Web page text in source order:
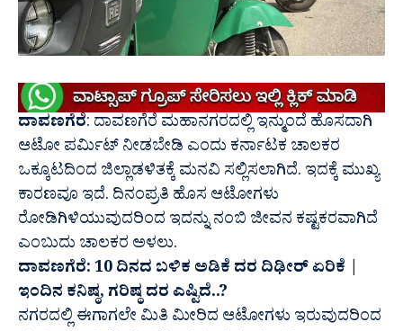
ದಾವಣಗೆರೆ: ದಾವಣಗೆರೆ ಮಹಾನಗರದಲ್ಲಿ ಇನ್ಮುಂದೆ ಹೊಸದಾಗಿ
ಆಟೋ ಪರ್ಮಿಟ್ ನೀಡಬೇಡಿ ಎಂದು ಕರ್ನಾಟಕ ಚಾಲಕರ
ಒಕ್ಕೂಟದಿಂದ ಜಿಲ್ಲಾಡಳಿತಕ್ಕೆ ಮನವಿ ಸಲ್ಲಿಸಲಾಗಿದೆ. ಇದಕ್ಕೆ ಮುಖ್ಯ
ಕಾರಣವೂ ಇದೆ. ದಿನಂಪ್ರತಿ ಹೊಸ ಆಟೋಗಳು
ರೋಡಿಗಿಳಿಯುವುದರಿಂದ ಇದನ್ನು ನಂಬಿ ಜೀವನ ಕಷ್ಟಕರವಾಗಿದೆ
ಎಂಬುದು ಚಾಲಕರ ಅಳಲು.
ದಾವಣಗೆರೆ: 10 ದಿನದ ಬಳಿಕ ಅಡಿಕೆ ದರ ದಿಢೀರ್ ಏರಿಕೆ |
ಇಂದಿನ ಕನಿಷ್ಠ, ಗರಿಷ್ಠ ದರ ಎಷ್ಟಿದೆ..?
ನಗರದಲ್ಲಿ ಈಗಾಗಲೇ ಮಿತಿ ಮೀರಿದ ಆಟೋಗಳು ಇರುವುದರಿಂದ